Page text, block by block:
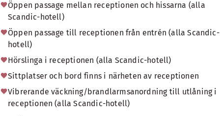
Öppen passage mellan receptionen och hissarna (alla
Scandic-hotell)
Öppen passage till receptionen från entrén (alla Scandic-
hotell)
Hörslinga i receptionen (alla Scandic-hotell)
Sittplatser och bord finns i närheten av receptionen
Vibrerande väckning/brandlarmsanordning till utlåning i
receptionen (alla Scandic-hotell)